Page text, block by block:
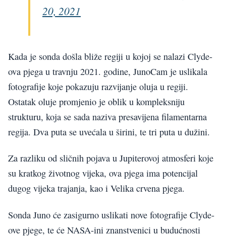
20, 2021
Kada je sonda došla bliže regiji u kojoj se nalazi Clyde-
ova pjega u travnju 2021. godine, JunoCam je uslikala
fotografije koje pokazuju razvijanje oluja u regiji.
Ostatak oluje promjenio je oblik u kompleksniju
strukturu, koja se sada naziva presavijena filamentarna
regija. Dva puta se uvećala u širini, te tri puta u dužini.
Za razliku od sličnih pojava u Jupiterovoj atmosferi koje
su kratkog životnog vijeka, ova pjega ima potencijal
dugog vijeka trajanja, kao i Velika crvena pjega.
Sonda Juno će zasigurno uslikati nove fotografije Clyde-
ove pjege, te će NASA-ini znanstvenici u budućnosti